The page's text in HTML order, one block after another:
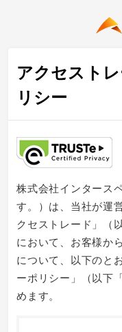
アクセスト
リシー
株式会社インタース
す。）は、当社が運
クセストレード」（
において、お客様か
について、以下のと
ーポリシー」（以下
めます。